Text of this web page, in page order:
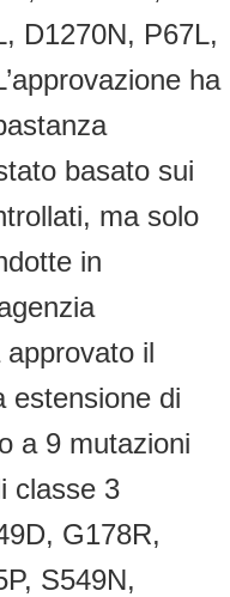
D1270N, P67L,
ha
basato sui
ma solo
in
il
estensione di
a 9 mutazioni
classe 3
G178R,
S549N,